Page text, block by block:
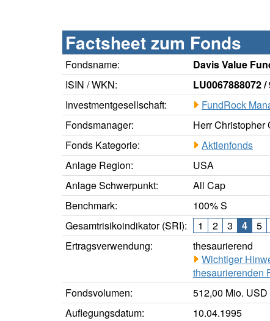
Factsheet zum Fonds
Fondsname:
Davis Value
ISIN / WKN:
LU0067888072 /
Investmentgesellschaft:
FundRock
Fondsmanager:
Herr Christopher
Fonds Kategorie:
Aktienfonds
Anlage Region:
USA
Anlage Schwerpunkt:
All Cap
Benchmark:
100% S
Gesamtrisikoindikator (SRI):
1 2 3 4 5
Ertragsverwendung:
thesaurierend
Wichtiger
thesaurierenden
Fondsvolumen:
512,00 Mio.
Auflegungsdatum:
10.04.1995